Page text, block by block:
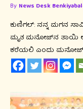
By News Desk
ಕುಣಿಗಲ್: ನನ್ನ ಮಗನ
ಮೃತ ಮನೋಜ್‌ನ ತಾಯಿ
ಕರೆಯಲಿ ಎಂದು